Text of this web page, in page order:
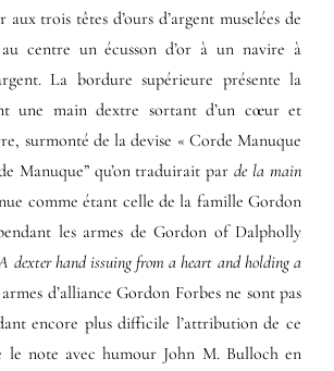
aux trois têtes d’ours d’argent muselées de
centre un écusson d’or à un navire à
La bordure supérieure présente la
une main dextre sortant d’un cœur et
surmonté de la devise « Corde Manuque
Manuque” qu’on traduirait parde la main
comme étant celle de la famille Gordon
les armes de Gordon of Dalpholly
dexter hand issuing from a heart and holding a
armes d’alliance Gordon Forbes ne sont pas
encore plus difficile l’attribution de ce
le note avec humour John M. Bulloch en